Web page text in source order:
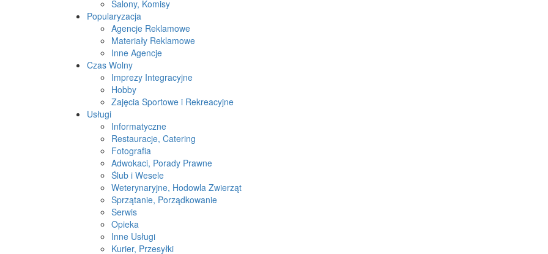
Salony, Komisy
Popularyzacja
Agencje Reklamowe
Materiały Reklamowe
Inne Agencje
Czas Wolny
Imprezy Integracyjne
Hobby
Zajęcia Sportowe i Rekreacyjne
Usługi
Informatyczne
Restauracje, Catering
Fotografia
Adwokaci, Porady Prawne
Ślub i Wesele
Weterynaryjne, Hodowla Zwierząt
Sprzątanie, Porządkowanie
Serwis
Opieka
Inne Usługi
Kurier, Przesyłki